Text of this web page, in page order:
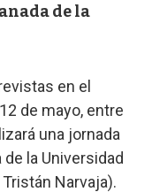
de la
en el
de mayo, entre
una jornada
la Universidad
Narvaja).